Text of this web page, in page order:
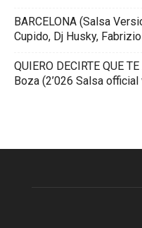
BARCELONA (Salsa
Cupido, Dj Husky,
QUIERO DECIRTE QUE
Boza (2’026 Salsa